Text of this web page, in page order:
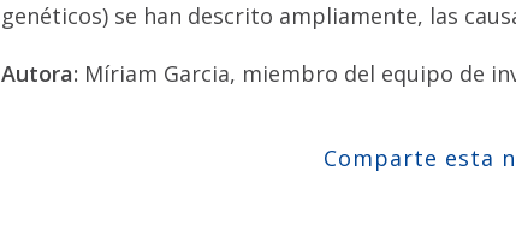
genéticos) se han descrito ampliamente, las
Autora: Míriam Garcia, miembro del equipo de
Comparte esta